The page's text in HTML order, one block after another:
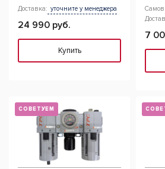
Доставка: уточните у менеджера
24 990 руб.
Купить
7
СОВЕТУЕМ